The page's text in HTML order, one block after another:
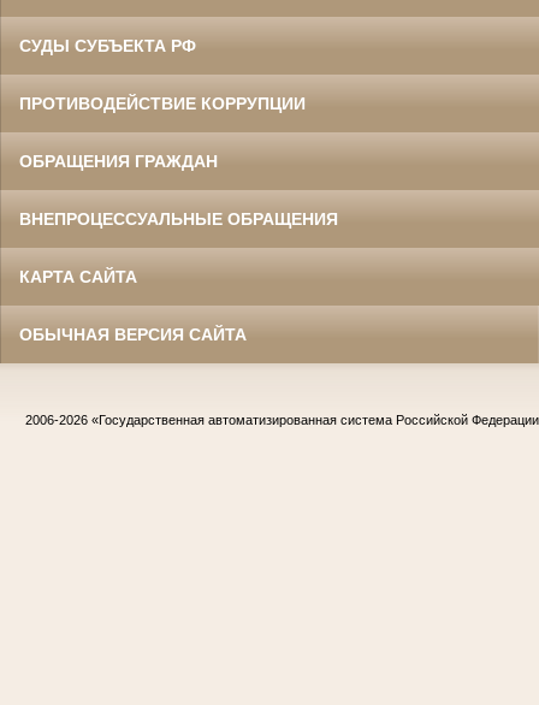
СУДЫ СУБЪЕКТА РФ
ПРОТИВОДЕЙСТВИЕ КОРРУПЦИИ
ОБРАЩЕНИЯ ГРАЖДАН
ВНЕПРОЦЕССУАЛЬНЫЕ ОБРАЩЕНИЯ
КАРТА САЙТА
ОБЫЧНАЯ ВЕРСИЯ САЙТА
2006-2026 «Государственная автоматизированная система Российской